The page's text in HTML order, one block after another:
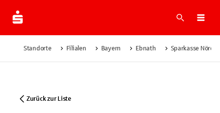
Suche
Standorte Filialen Bayern Ebnath Sparkasse
Zurück zur Liste